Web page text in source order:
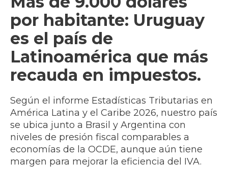
por habitante: Uruguay
es el país de
Latinoamérica que más
recauda en impuestos.
Según el informe Estadísticas Tributarias en
América Latina y el Caribe 2026, nuestro país
se ubica junto a Brasil y Argentina con
niveles de presión fiscal comparables a
economías de la OCDE, aunque aún tiene
margen para mejorar la eficiencia del IVA.